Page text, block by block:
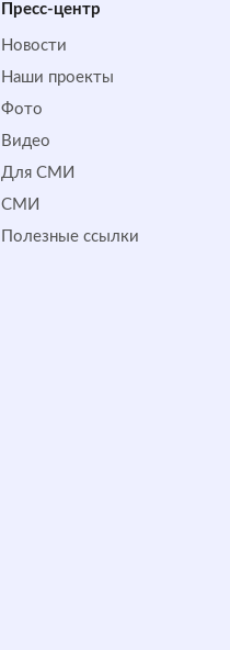
Пресс-центр
Новости
Наши проекты
Фото
Видео
Для СМИ
СМИ
Полезные ссылки